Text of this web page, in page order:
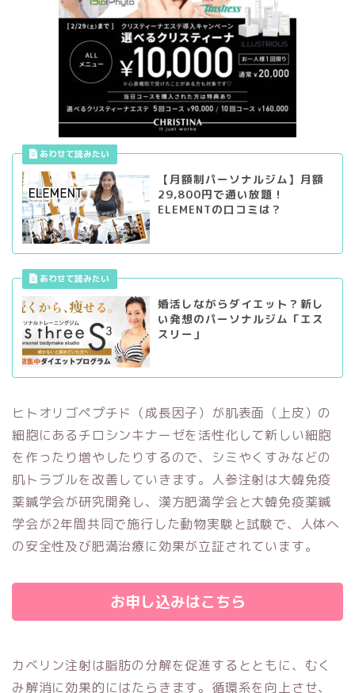
【月額制パーソナルジム】月額
29,800円で通い放題！
ELEMENTの口コミは？
婚活しながらダイエット？新し
い発想のパーソナルジム「エス
スリー」
ヒトオリゴペプチド（成長因子）が肌表面（上皮）の
細胞にあるチロシンキナーゼを活性化して新しい細胞
を作ったり増やしたりするので、シミやくすみなどの
肌トラブルを改善していきます。人参注射は大韓免疫
薬鍼学会が研究開発し、漢方肥満学会と大韓免疫薬鍼
学会が2年間共同で施行した動物実験と試験で、人体へ
の安全性及び肥満治療に効果が立証されています。
お申し込みはこちら
カベリン注射は脂肪の分解を促進するとともに、むく
み解消に効果的にはたらきます。循環系を向上させ、